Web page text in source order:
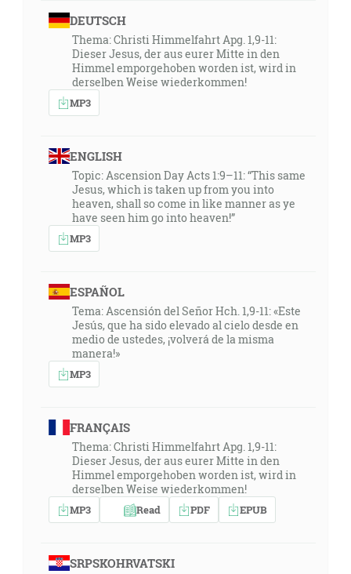
DEUTSCH
Thema: Christi Himmelfahrt Apg. 1,9-11:
Dieser Jesus, der aus eurer Mitte in den
Himmel emporgehoben worden ist, wird in
derselben Weise wiederkommen!
MP3
ENGLISH
Topic: Ascension Day Acts 1:9–11: “This same
Jesus, which is taken up from you into
heaven, shall so come in like manner as ye
have seen him go into heaven!”
MP3
ESPAÑOL
Tema: Ascensión del Señor Hch. 1,9-11: «Este
Jesús, que ha sido elevado al cielo desde en
medio de ustedes, ¡volverá de la misma
manera!»
MP3
FRANÇAIS
Thema: Christi Himmelfahrt Apg. 1,9-11:
Dieser Jesus, der aus eurer Mitte in den
Himmel emporgehoben worden ist, wird in
derselben Weise wiederkommen!
MP3 Read PDF EPUB
SRPSKOHRVATSKI